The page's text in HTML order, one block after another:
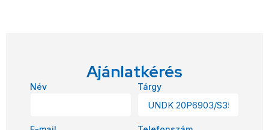
Ajánlatkérés
Név Tárgy